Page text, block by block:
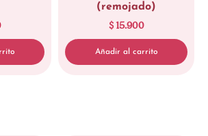
(remojado)
$15.900
Añadir al carrito